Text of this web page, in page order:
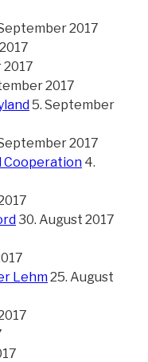
2017
2017
5. September
2017
Cooperation 4.
30. August 2017
Lehm25. August